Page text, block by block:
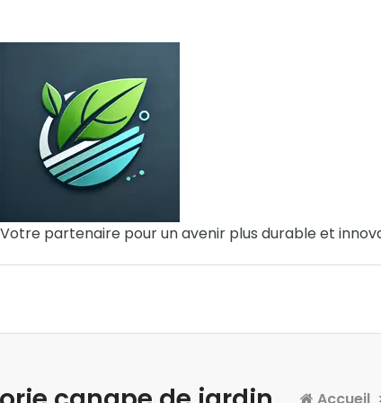
Votre partenaire pour un avenir plus durable et
Accueil